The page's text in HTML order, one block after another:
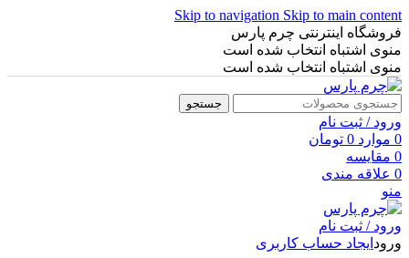
Skip to navigation Skip to main content
فروشگاه اینترنتی چرم پارس
منوی اشتباه انتخاب شده است
منوی اشتباه انتخاب شده است
جستجو
ورود / ثبت نام
0 موارد 0 تومان
0 مقایسه
0 علاقه مندی
منو
ورود / ثبت نام
ورود ایجاد حساب کاربری